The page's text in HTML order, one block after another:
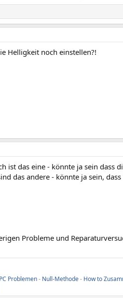
Helligkeit noch einstellen?!
ist das eine - könnte ja sein dass
das andere - könnte ja sein,
Probleme und
Problemen- Null-Methode- How to